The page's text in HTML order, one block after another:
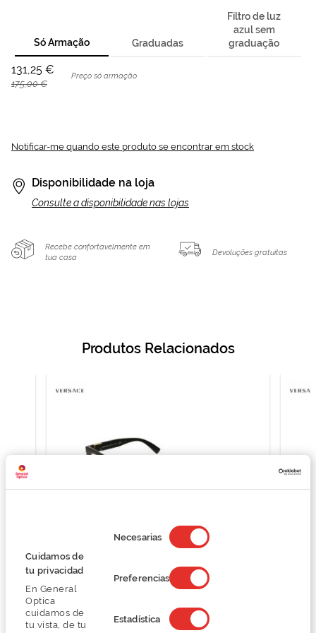
Cuidamos de
tu privacidad
En General
Optica
cuidamos de
tu vista, de tu
de
consentimiento
Necesarias
Preferencias
Estadística
Só Armação
131,25 €
175,00 €
Preço só armação
Graduadas
Filtro de luz
azul sem
graduação
Notificar-me quando este produto se encontrar em stock
Disponibilidade na loja
Consulte a disponibilidade nas lojas
Recebe confortavelmente em
tua casa
Devoluções gratuitas
Produtos Relacionados
Versace 0VE3294
161,62 €
215,50 €